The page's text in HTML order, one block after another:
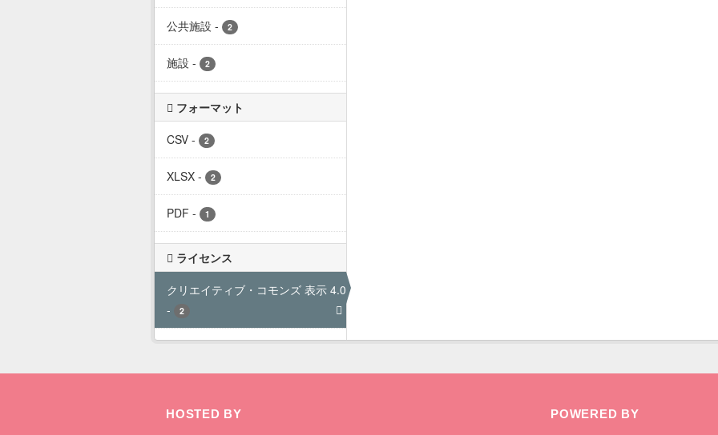
公共施設 - 2
施設 - 2
フォーマット
CSV - 2
XLSX - 2
PDF - 1
ライセンス
クリエイティブ・コモンズ 表示 4.0 国際
-
2
HOSTED BY POWERED BY